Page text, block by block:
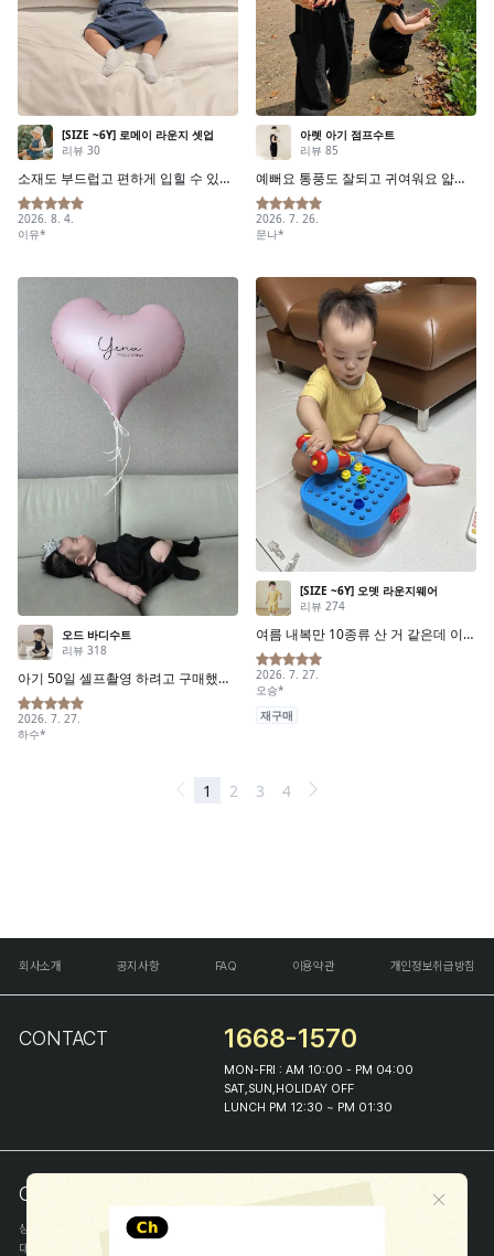
회사소개 공지사항 FAQ 이용약관 개인정보취급방침
CONTACT 1668-1570
MON-FRI : AM 10:00 - PM 04:00
SAT,SUN,HOLIDAY OFF
LUNCH PM 12:30 ~ PM 01:30
COMPANY INFO
상호
(주)해피프린스
대표